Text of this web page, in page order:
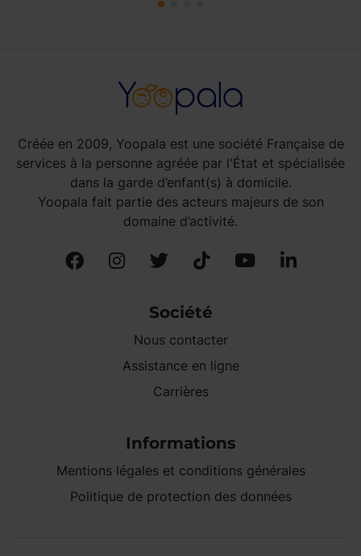
Créée en 2009, Yoopala est une société Française de
services à la personne agréée par l'État et spécialisée
dans la garde d’enfant(s) à domicile.
Yoopala fait partie des acteurs majeurs de son
domaine d’activité.
Société
Nous contacter
Assistance en ligne
Carrières
Informations
Mentions légales et conditions générales
Politique de protection des données